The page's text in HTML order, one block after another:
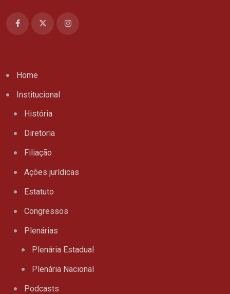
Home
Institucional
História
Diretoria
Filiação
Ações jurídicas
Estatuto
Congressos
Plenárias
Plenária Estadual
Plenária Nacional
Podcasts